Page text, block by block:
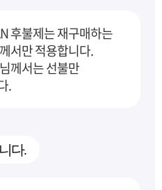
후불제는 재구매하는
서만 적용합니다.
께서는 선불만
.
다.